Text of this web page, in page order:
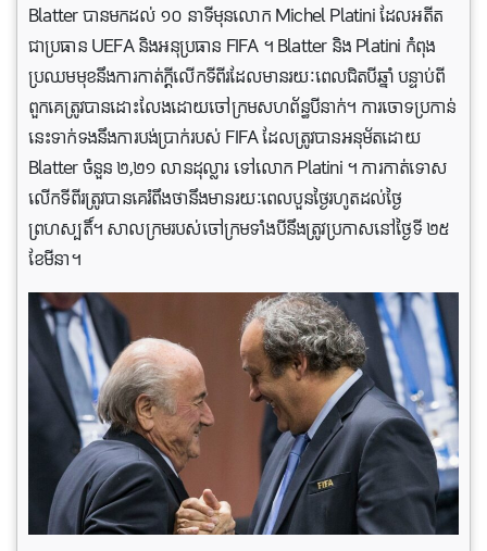
Blatter បានមកដល់ ១០ នាទីមុនលោក Michel Platini ដែលអតីត
ជាប្រធាន UEFA និងអនុប្រធាន FIFA ។ Blatter និង Platini កំពុង
ប្រឈមមុខនឹងការកាត់ក្តីលើកទីពីរដែលមានរយៈពេលជិតបីឆ្នាំ បន្ទាប់ពី
ពួកគេត្រូវបានដោះលែងដោយចៅក្រមសហព័ន្ធបីនាក់។ ការចោទប្រកាន់
នេះទាក់ទងនឹងការបង់ប្រាក់របស់ FIFA ដែលត្រូវបានអនុម័តដោយ
Blatter ចំនួន ២,២១ លានដុល្លារ ទៅលោក Platini ។ ការ​កាត់​ទោស​
លើក​ទី​ពីរ​ត្រូវ​បាន​គេ​រំពឹង​ថា​នឹង​មាន​រយៈពេល​បួន​ថ្ងៃ​រហូត​ដល់​ថ្ងៃ​
ព្រហស្បតិ៍។ សាលក្រម​របស់​ចៅក្រម​ទាំង​បី​នឹង​ត្រូវប្រកាសនៅ​ថ្ងៃ​ទី ២៥
ខែ​មីនា។